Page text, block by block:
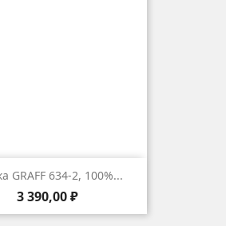
GRAFF 634-2, 100%...
Цена
3 390,00 ₽